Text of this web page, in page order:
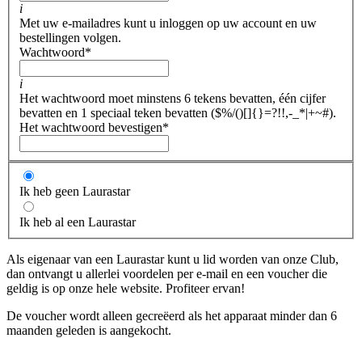
i
Met uw e-mailadres kunt u inloggen op uw account en uw
bestellingen volgen.
Wachtwoord*
i
Het wachtwoord moet minstens 6 tekens bevatten, één cijfer
bevatten en 1 speciaal teken bevatten ($%/()[]{}=?!!,-_*|+~#).
Het wachtwoord bevestigen*
Ik heb geen Laurastar
Ik heb al een Laurastar
Als eigenaar van een Laurastar kunt u lid worden van onze Club,
dan ontvangt u allerlei voordelen per e-mail en een voucher die
geldig is op onze hele website. Profiteer ervan!
De voucher wordt alleen gecreëerd als het apparaat minder dan 6
maanden geleden is aangekocht.